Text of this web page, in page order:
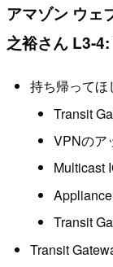
アマゾン ウェ
之裕さん L3-
持ち帰ってほ
Transit
VPNのア
Multicast
Transit
Transit